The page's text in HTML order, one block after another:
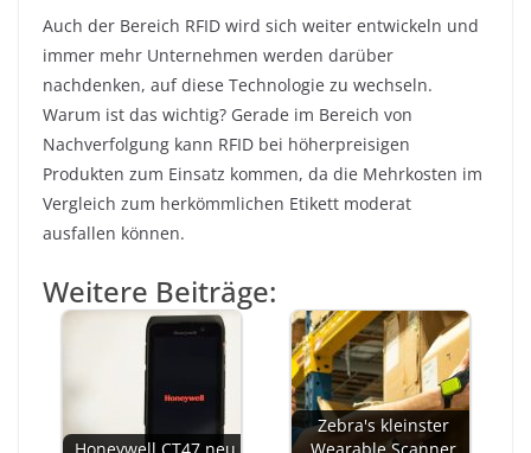
Auch der Bereich RFID wird sich weiter entwickeln und
immer mehr Unternehmen werden darüber
nachdenken, auf diese Technologie zu wechseln.
Warum ist das wichtig? Gerade im Bereich von
Nachverfolgung kann RFID bei höherpreisigen
Produkten zum Einsatz kommen, da die Mehrkosten im
Vergleich zum herkömmlichen Etikett moderat
ausfallen können.
Weitere Beiträge:
Zebra's kleinster